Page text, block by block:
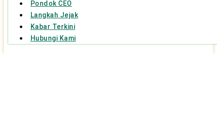
Pondok CEO
Langkah Jejak
Kabar Terkini
Hubungi Kami